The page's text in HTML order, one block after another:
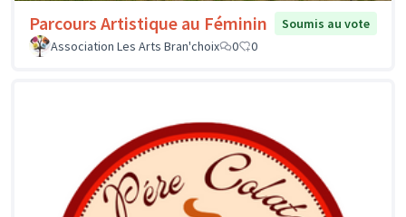
Parcours Artistique au Féminin
Soumis au vote
Association Les Arts Bran'choix
0 0